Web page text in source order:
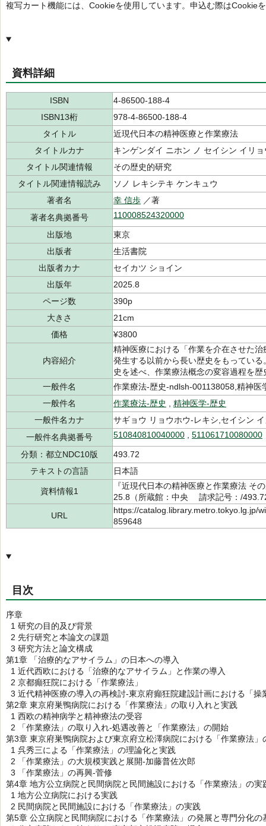
複写カート機能には、Cookieを使用しています。申込む際はCookie
資料詳細
ISBN
4-86500-188-4
ISBN13桁
978-4-86500-188-4
タイトル
近現代日本の精神医療と作業療法
タイトルカナ
キンゲンダイ ニホン ノ セイシン イリ
タイトル関連情報
その歴史的研究
タイトル関連情報読み
ソノ レキシテキ ケンキュウ
著者名
幸 信歩 ／著
著者名典拠番号
110008524320000
出版地
東京
出版者
生活書院
出版者カナ
セイカツ ショイン
出版年
2025.8
ページ数
390p
大きさ
21cm
価格
¥3800
内容紹介
精神医療における「作業を介在させた
発生する以前から長い歴史をもってい
史を述べ、作業療法概念の変容過程を
一般件名
作業療法-歴史-ndlsh-001138058,精神
一般件名
作業療法-歴史
精神医学-歴史
一般件名カナ
サギョウ リョウホウ-レキシ,セイシン
一般件名典拠番号
510840810040000 511061710080000
分類：都立NDC10版
493.72
テキストの言語
日本語
資料情報1
『近現代日本の精神医療と作業療法
25.8（所蔵館：中央 請求記号：/
URL
https://catalog.library.metro.tokyo.lg.jp/
859648
目次
序章
1 研究の目的及び背景
2 先行研究と本論文の課題
3 研究方法と論文構成
第1章 「治療的なアサイラム」の日本への導入
1 近代西欧における「治療的なアサイラム」と作業の導入
2 京都癲狂院における「作業療法」
3 近代精神医療の導入の再検討-東京府癲狂院建設計画における「操
第2章 東京府巣鴨病院における「作業療法」の取り入れと実践
1 西欧の精神病学と精神療法の受容
2 「作業療法」の取り入れ-処遇改善と「作業療法」の開始
第3章 東京府巣鴨病院および東京府立松澤病院における「作業療法」
1 呉秀三による「作業療法」の理論化と実践
2 「作業療法」の大規模実践と展開-加藤普佐次郎
3 「作業療法」の再興-菅修
第4章 地方公立病院と民間病院と民間施設における「作業療法」の実
1 地方公立病院における実践
2 民間病院と民間施設における「作業療法」の実践
第5章 公立病院と民間病院における「作業療法」の発展と専門分化の